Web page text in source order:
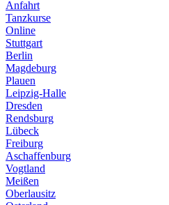
Anfahrt
Tanzkurse
Online
Stuttgart
Berlin
Magdeburg
Plauen
Leipzig-Halle
Dresden
Rendsburg
Lübeck
Freiburg
Aschaffenburg
Vogtland
Meißen
Oberlausitz